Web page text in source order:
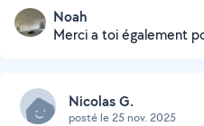
Noah
Merci a toi également
Nicolas G.
posté le 25 nov. 2025